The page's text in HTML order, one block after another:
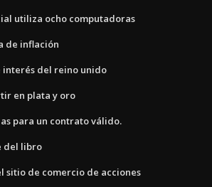
utiliza ocho computadoras
de inflación
interés del reino unido
en plata y oro
para un contrato válido.
del libro
sitio de comercio de acciones